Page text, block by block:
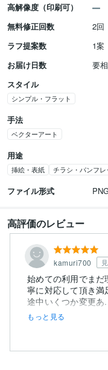
高解像度（印刷可）
無料修正回数
2回
ラフ提案数
1案
お届け日数
要
スタイル
シンプル・フラット
手法
ベクターアート
用途
挿絵・表紙 チラシ・パンフレ
ファイル形式
高評価のレビュー
kamuri700
始めての利用でま
寧に対応して頂き満
途中いくつか変更あ
もっと見る